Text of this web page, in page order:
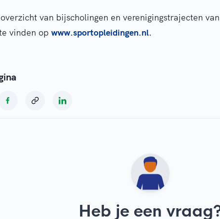
van bijscholingen en verenigingstrajecten
vinden op www.sportopleidingen.nl.
Heb je een